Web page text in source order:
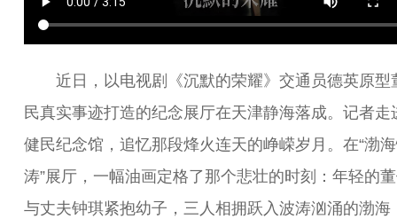
近日，以电视剧《沉默的荣耀》交通员德英原型
民真实事迹打造的纪念展厅在天津静海落成。记者走
健民纪念馆，追忆那段烽火连天的峥嵘岁月。在“渤
涛”展厅，一幅油画定格了那个悲壮的时刻：年轻的
与丈夫钟琪紧抱幼子，三人相拥跃入波涛汹涌的渤海